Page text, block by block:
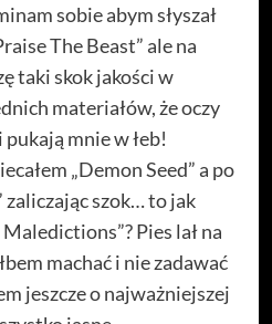
sobie abym słyszał
The Beast” ale na
taki skok jakości w
materiałów, że oczy
mnie w łeb!
„Demon Seed” a po
szok… to jak
Pies lał na
machać i nie zadawać
jeszcze o najważniejszej